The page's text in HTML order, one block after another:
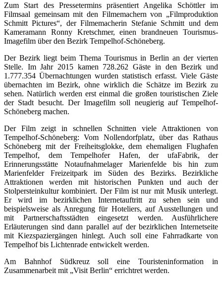
Zum Start des Pressetermins präsentiert Angelika Schöttler im
Filmsaal gemeinsam mit den Filmemachern von „Filmproduktion
Schmitt Pictures“, der Filmemacherin Stefanie Schmitt und dem
Kameramann Ronny Kretschmer, einen brandneuen Tourismus-
Imagefilm über den Bezirk Tempelhof-Schöneberg.
Der Bezirk liegt beim Thema Tourismus in Berlin an der vierten
Stelle. Im Jahr 2015 kamen 728.262 Gäste in den Bezirk und
1.777.354 Übernachtungen wurden statistisch erfasst. Viele Gäste
übernachten im Bezirk, ohne wirklich die Schätze im Bezirk zu
sehen. Natürlich werden erst einmal die großen touristischen Ziele
der Stadt besucht. Der Imagefilm soll neugierig auf Tempelhof-
Schöneberg machen.
Der Film zeigt in schnellen Schnitten viele Attraktionen von
Tempelhof-Schöneberg: Vom Nollendorfplatz, über das Rathaus
Schöneberg mit der Freiheitsglokke, dem ehemaligen Flughafen
Tempelhof, dem Tempelhofer Hafen, der ufaFabrik, der
Erinnerungsstätte Notaufnahmelager Marienfelde bis hin zum
Marienfelder Freizeitpark im Süden des Bezirks. Bezirkliche
Attraktionen werden mit historischen Punkten und auch der
Stolpersteinkultur kombiniert. Der Film ist nur mit Musik unterlegt.
Er wird im bezirklichen Internetauftritt zu sehen sein und
beispielsweise als Anregung für Hoteliers, auf Ausstellungen und
mit Partnerschaftsstädten eingesetzt werden. Ausführlichere
Erläuterungen sind dann parallel auf der bezirklichen Internetseite
mit Kiezspaziergängen hinlegt. Auch soll eine Fahrradkarte von
Tempelhof bis Lichtenrade entwickelt werden.
Am Bahnhof Südkreuz soll eine Touristeninformation in
Zusammenarbeit mit „Visit Berlin“ errichtret werden.